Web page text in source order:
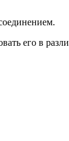
его в